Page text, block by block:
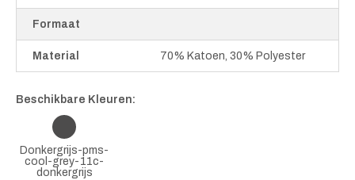
Formaat
Material 70% Katoen, 30% Polyester
Beschikbare Kleuren:
Donkergrijs-pms-
cool-grey-11c-
donkergrijs